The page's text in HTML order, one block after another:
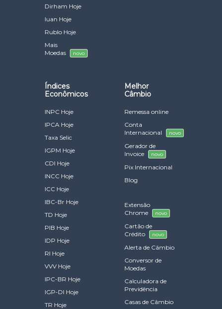
Dirham Hoje
Iuan Hoje
Rublo Hoje
Mais
Moedas
novo
Índices
Econômicos
INPC Hoje
IPCA Hoje
Taxa Selic
IGPM Hoje
CDI Hoje
INCC Hoje
ICC Hoje
IBC-Br Hoje
TD Hoje
PIB Hoje
IDP Hoje
RI Hoje
VVV Hoje
IPC-BR Hoje
IGP-DI Hoje
TR Hoje
Melhor
Câmbio
Remessa online
Conta
Internacional
novo
Gerador de
Invoice
novo
Pix Internacional
Blog
Extensão
Chrome
novo
Cartão de
Crédito
novo
Alerta de Câmbio
Conversor de
Moedas
Calculadora de
Previdência
Casas de Câmbio